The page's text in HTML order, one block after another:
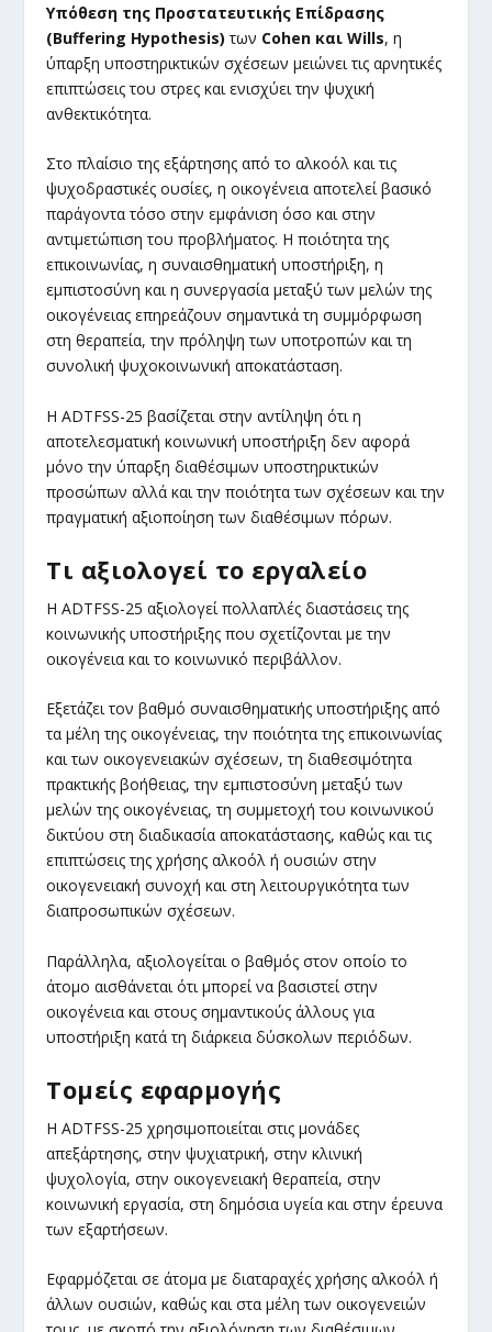
Υπόθεση της Προστατευτικής Επίδρασης
(Buffering Hypothesis) των Cohen και Wills, η
ύπαρξη υποστηρικτικών σχέσεων μειώνει τις αρνητικές
επιπτώσεις του στρες και ενισχύει την ψυχική
ανθεκτικότητα.
Στο πλαίσιο της εξάρτησης από το αλκοόλ και τις
ψυχοδραστικές ουσίες, η οικογένεια αποτελεί βασικό
παράγοντα τόσο στην εμφάνιση όσο και στην
αντιμετώπιση του προβλήματος. Η ποιότητα της
επικοινωνίας, η συναισθηματική υποστήριξη, η
εμπιστοσύνη και η συνεργασία μεταξύ των μελών της
οικογένειας επηρεάζουν σημαντικά τη συμμόρφωση
στη θεραπεία, την πρόληψη των υποτροπών και τη
συνολική ψυχοκοινωνική αποκατάσταση.
Η ADTFSS-25 βασίζεται στην αντίληψη ότι η
αποτελεσματική κοινωνική υποστήριξη δεν αφορά
μόνο την ύπαρξη διαθέσιμων υποστηρικτικών
προσώπων αλλά και την ποιότητα των σχέσεων και την
πραγματική αξιοποίηση των διαθέσιμων πόρων.
Τι αξιολογεί το εργαλείο
Η ADTFSS-25 αξιολογεί πολλαπλές διαστάσεις της
κοινωνικής υποστήριξης που σχετίζονται με την
οικογένεια και το κοινωνικό περιβάλλον.
Εξετάζει τον βαθμό συναισθηματικής υποστήριξης από
τα μέλη της οικογένειας, την ποιότητα της επικοινωνίας
και των οικογενειακών σχέσεων, τη διαθεσιμότητα
πρακτικής βοήθειας, την εμπιστοσύνη μεταξύ των
μελών της οικογένειας, τη συμμετοχή του κοινωνικού
δικτύου στη διαδικασία αποκατάστασης, καθώς και τις
επιπτώσεις της χρήσης αλκοόλ ή ουσιών στην
οικογενειακή συνοχή και στη λειτουργικότητα των
διαπροσωπικών σχέσεων.
Παράλληλα, αξιολογείται ο βαθμός στον οποίο το
άτομο αισθάνεται ότι μπορεί να βασιστεί στην
οικογένεια και στους σημαντικούς άλλους για
υποστήριξη κατά τη διάρκεια δύσκολων περιόδων.
Τομείς εφαρμογής
Η ADTFSS-25 χρησιμοποιείται στις μονάδες
απεξάρτησης, στην ψυχιατρική, στην κλινική
ψυχολογία, στην οικογενειακή θεραπεία, στην
κοινωνική εργασία, στη δημόσια υγεία και στην έρευνα
των εξαρτήσεων.
Εφαρμόζεται σε άτομα με διαταραχές χρήσης αλκοόλ ή
άλλων ουσιών, καθώς και στα μέλη των οικογενειών